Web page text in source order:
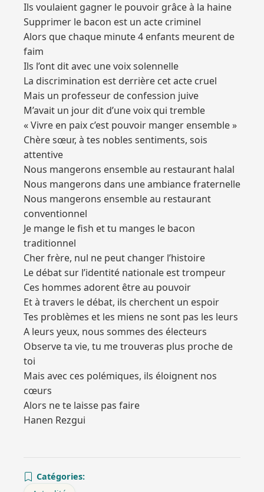
Ils voulaient gagner le pouvoir grâce à la haine
Supprimer le bacon est un acte criminel
Alors que chaque minute 4 enfants meurent de
faim
Ils l’ont dit avec une voix solennelle
La discrimination est derrière cet acte cruel
Mais un professeur de confession juive
M’avait un jour dit d’une voix qui tremble
« Vivre en paix c’est pouvoir manger ensemble »
Chère sœur, à tes nobles sentiments, sois
attentive
Nous mangerons ensemble au restaurant halal
Nous mangerons dans une ambiance fraternelle
Nous mangerons ensemble au restaurant
conventionnel
Je mange le fish et tu manges le bacon
traditionnel
Cher frère, nul ne peut changer l’histoire
Le débat sur l’identité nationale est trompeur
Ces hommes adorent être au pouvoir
Et à travers le débat, ils cherchent un espoir
Tes problèmes et les miens ne sont pas les leurs
A leurs yeux, nous sommes des électeurs
Observe ta vie, tu me trouveras plus proche de
toi
Mais avec ces polémiques, ils éloignent nos
cœurs
Alors ne te laisse pas faire
Hanen Rezgui
Catégories: